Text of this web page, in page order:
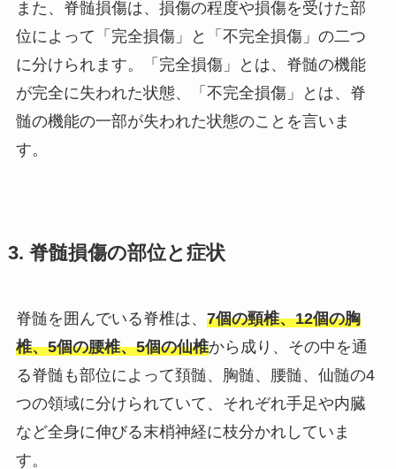
また、脊髄損傷は、損傷の程度や損傷を受けた部
位によって「 完全損傷」と「 不完全損傷」の二つ
に分けられます。「完全損傷」とは、脊髄の機能
が完全に失われた状態、「不完全損傷」とは、脊
髄の機能の一部が失われた状態のことを言いま
す。
3. 脊髄損傷の部位と症状
脊髄を囲んでいる脊椎は、 7個の頸椎、12個の胸
椎、5個の腰椎、5個の仙椎から成り、その中を通
る脊髄も部位によって頚髄、胸髄、腰髄、仙髄の4
つの領域に分けられていて、それぞれ手足や内臓
など全身に伸びる末梢神経に枝分かれしていま
す。